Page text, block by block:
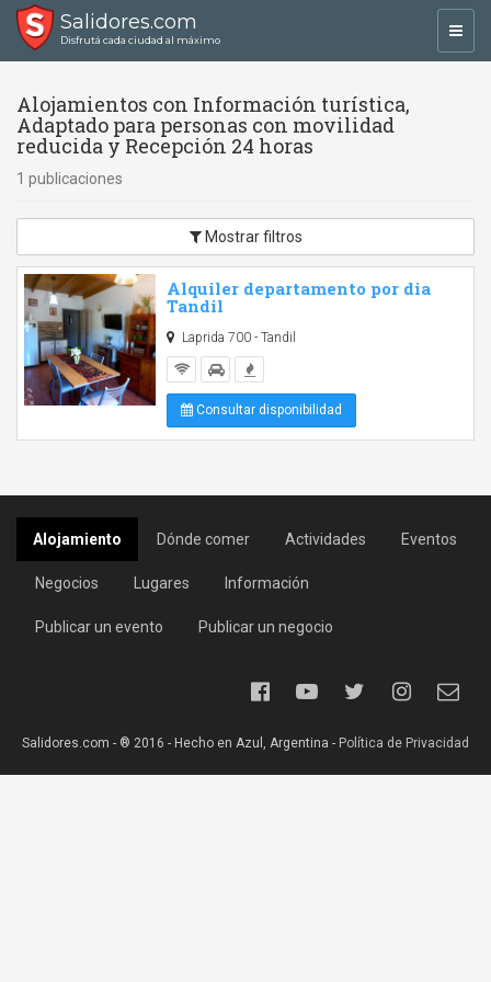
Salidores.com
Disfrutá cada ciudad al máximo
Alojamientos con Información turística,
Adaptado para personas con movilidad
reducida y Recepción 24 horas
1 publicaciones
Mostrar filtros
Alquiler departamento por dia
Tandil
Laprida 700 - Tandil
Consultar disponibilidad
Alojamiento Dónde comer Actividades Eventos
Negocios Lugares Información
Publicar un evento Publicar un negocio
Salidores.com - ® 2016 - Hecho en Azul, Argentina - Política de Privacidad